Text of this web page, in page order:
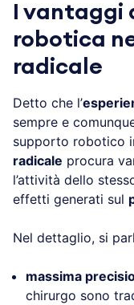
I vantaggi
robotica
radicale
Detto che l’
sempre e
supporto robotico
radicale procura
l’attività dello
effetti generati sul
Nel dettaglio, si
massima
chirurgo sono